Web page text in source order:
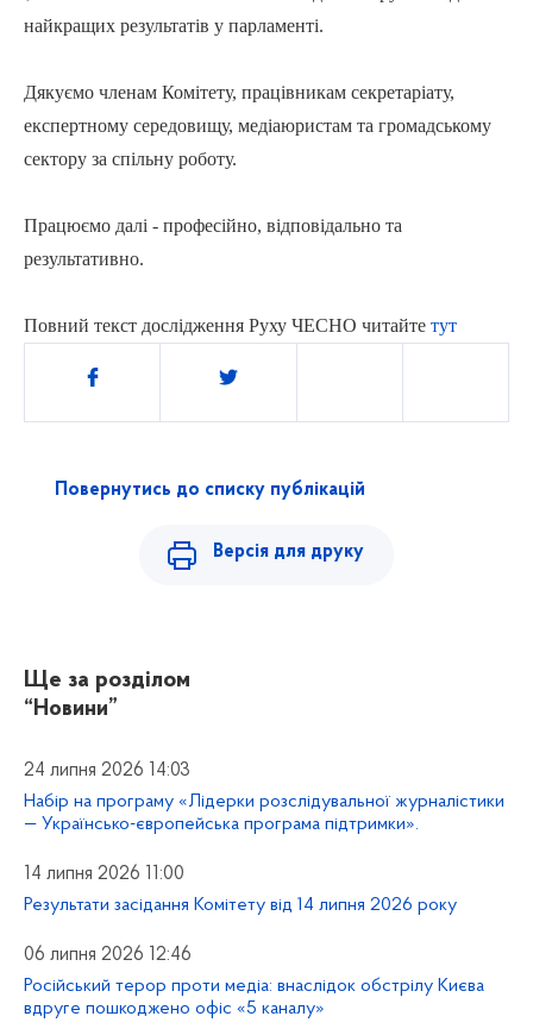
найкращих результатів у парламенті.
Дякуємо членам Комітету, працівникам секретаріату,
експертному середовищу, медіаюристам та громадському
сектору за спільну роботу.
Працюємо далі - професійно, відповідально та
результативно.
Повний текст дослідження Руху ЧЕСНО читайте тут
Поділитись
Повернутись до списку публікацій
Версія для друку
Ще за розділом
“Новини”
24 липня 2026 14:03
Набір на програму «Лідерки розслідувальної журналістики
— Українсько-європейська програма підтримки».
14 липня 2026 11:00
Результати засідання Комітету від 14 липня 2026 року
06 липня 2026 12:46
Російський терор проти медіа: внаслідок обстрілу Києва
вдруге пошкоджено офіс «5 каналу»